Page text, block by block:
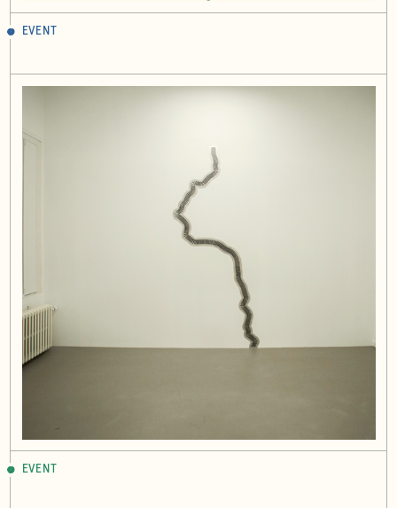
EVENT
EVENT